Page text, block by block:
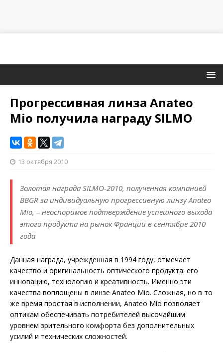
Прогрессивная линза Anateo
Mio получила награду SILMO
13 октября 2010
Золотая награда SILMO-2010, полученная компанией
BBGR за индивидуальную прогрессивную линзу Anateo
Mio, – неоспоримое подтверждение успешного выхода
этого продукта на рынок Франции в сентябре 2010
года
Данная награда, учрежденная в 1994 году, отмечает
качество и оригинальность оптического продукта: его
инновацию, технологию и креативность. Именно эти
качества воплощены в линзе Anateo Mio. Сложная, но в то
же время простая в исполнении, Anateo Mio позволяет
оптикам обеспечивать потребителей высочайшим
уровнем зрительного комфорта без дополнительных
усилий и технических сложностей.